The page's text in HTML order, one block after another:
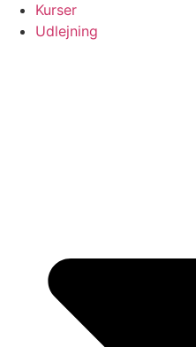
Kurser
Udlejning